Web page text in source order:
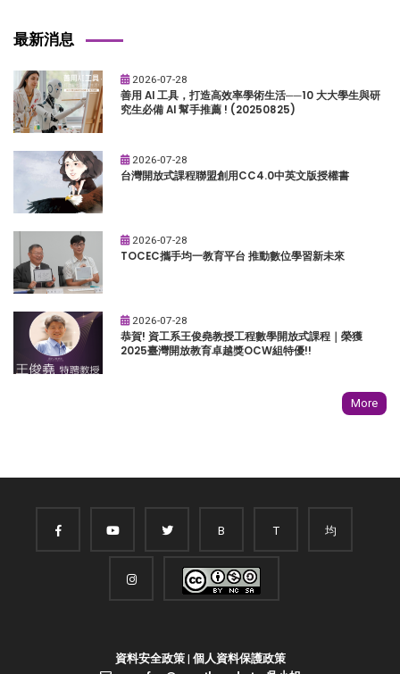
最新消息
2026-07-28
善用 AI 工具，打造高效率學術生活──10 大大學生與研
究生必備 AI 幫手推薦 ! (20250825)
2026-07-28
台灣開放式課程聯盟創用CC4.0中英文版授權書
2026-07-28
TOCEC攜手均一教育平台 推動數位學習新未來
2026-07-28
恭賀! 資工系王俊堯教授工程數學開放式課程｜榮獲
2025臺灣開放教育卓越獎OCW組特優!!
More
B T 均
資料安全政策| 個人資料保護政策